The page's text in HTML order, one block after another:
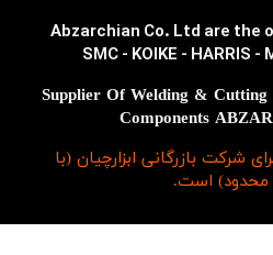
شرکت بازرگانی ابزارچیان (با
محدود) است.
2023 Supplier Of Welding &
Components
Abzarchian Co. Ltd are
SMC - KOIKE - HARRIS -